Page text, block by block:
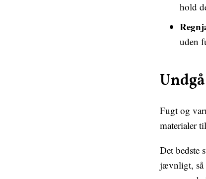
hold
uden
Fugt og
materialer
Det bedste
jævnligt, så